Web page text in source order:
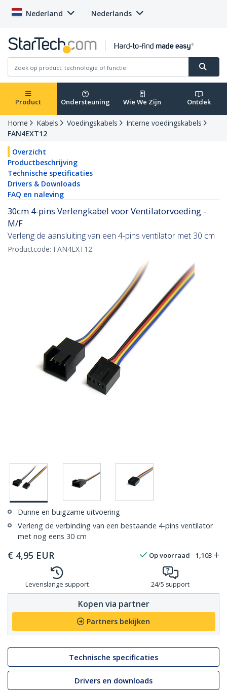
Nederland Nederlands
Product Ondersteuning Wie We Zijn Ontdek
Home Kabels Voedingskabels
Interne voedingskabels
FAN4EXT12
Overzicht
Productbeschrijving
Technische specificaties
Drivers & Downloads
FAQ en naleving
30cm 4-pins Verlengkabel voor Ventilatorvoeding -
M/F
Verleng de aansluiting van een 4-pins ventilator met 30 cm
Productcode: FAN4EXT12
Dunne en buigzame uitvoering
Verleng de verbinding van een bestaande 4-pins ventilator
met nog eens 30 cm
€ 4,95 EUR Op voorraad 1,103
Levenslange support 24/5 support
Kopen via partner
Partners bekijken
Technische specificaties
Drivers en downloads